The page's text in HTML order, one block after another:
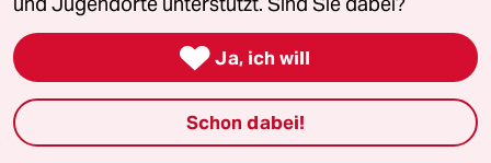
Jetzt abonnieren
1 Kommentar Neueste/Älteste
 Ja, ich will
Schon dabei!